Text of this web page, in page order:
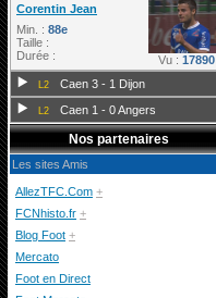
Corentin Jean
Min. : 88e
Taille :
Durée :
Vu : 17890
L2 Caen 3 - 1 Dijon
L2 Caen 1 - 0 Angers
Nos partenaires
Les sites Amis
AllezTFC.Com +
FCNhisto.fr +
Blog Foot +
Mercato
Foot en Direct